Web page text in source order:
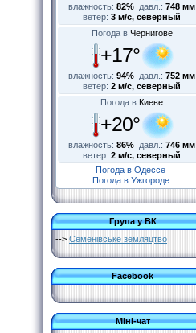
влажность: 82% давл.: 748 мм
ветер: 3 м/с, северный
Погода в Чернигове
+17°
влажность: 94% давл.: 752 мм
ветер: 2 м/с, северный
Погода в Киеве
+20°
влажность: 86% давл.: 746 мм
ветер: 2 м/с, северный
Погода в Одессе
Погода в Ужгороде
Група у ВК
--> Семенівське земляцтво
Facebook
Міні-чат